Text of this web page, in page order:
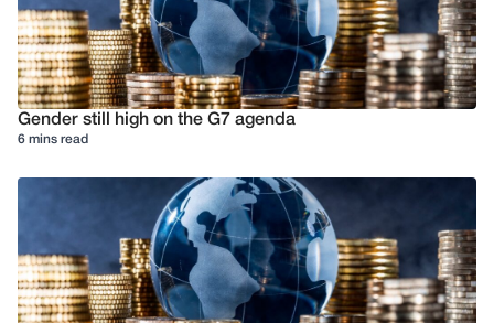
Gender still high on the G7 agenda
6 mins read